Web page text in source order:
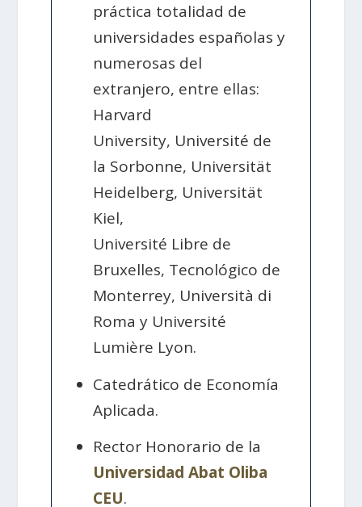
práctica totalidad de
universidades españolas y
numerosas del
extranjero, entre ellas:
Harvard
University, Université de
la Sorbonne, Universität
Heidelberg, Universität
Kiel,
Université Libre de
Bruxelles, Tecnológico de
Monterrey, Università di
Roma y Université
Lumière Lyon.
Catedrático de Economía
Aplicada.
Rector Honorario de la
Universidad Abat Oliba
CEU.